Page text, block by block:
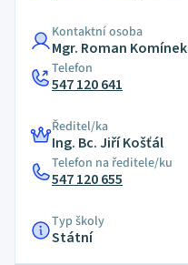
Kontaktní osoba
Mgr. Roman Komínek
Telefon
547 120 641
Ředitel/ka
Ing. Bc. Jiří Košťál
Telefon na ředitele/ku
547 120 655
Typ školy
Státní